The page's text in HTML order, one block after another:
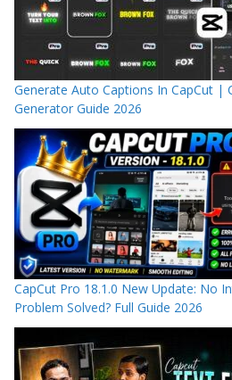
Generate Auto Captions In CapCut |
Generator Guide 2026
CapCut Pro 18.1.0 New Update: No
Problem Solved? Full Guide 2026